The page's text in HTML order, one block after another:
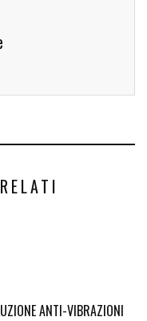
ANTI-VIBRAZIONI